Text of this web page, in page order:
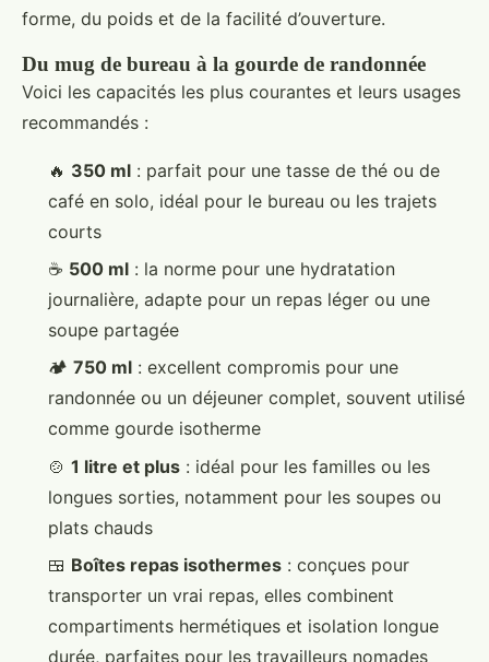
forme, du poids et de la facilité d’ouverture.
Du mug de bureau à la gourde de randonnée
Voici les capacités les plus courantes et leurs usages
recommandés :
🔥 350 ml : parfait pour une tasse de thé ou de
café en solo, idéal pour le bureau ou les trajets
courts
☕ 500 ml : la norme pour une hydratation
journalière, adapte pour un repas léger ou une
soupe partagée
🏕️ 750 ml : excellent compromis pour une
randonnée ou un déjeuner complet, souvent utilisé
comme gourde isotherme
🍲 1 litre et plus : idéal pour les familles ou les
longues sorties, notamment pour les soupes ou
plats chauds
🍱 Boîtes repas isothermes : conçues pour
transporter un vrai repas, elles combinent
compartiments hermétiques et isolation longue
durée, parfaites pour les travailleurs nomades